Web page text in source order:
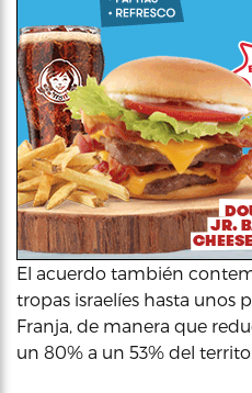
El acuerdo también
tropas israelíes hasta unos
Franja, de manera que
un 80% a un 53% del